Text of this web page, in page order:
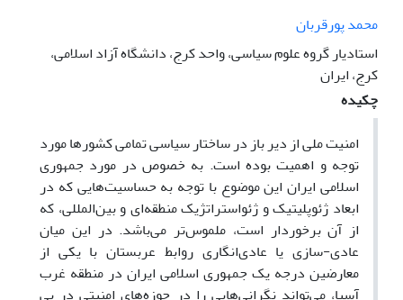
محمد پورقربان
استادیار گروه علوم سیاسی، واحد کرج، دانشگاه آزاد اسلامی،
کرج، ایران
چکیده
امنیت ملی از دیر باز در ساختار سیاسی تمامی کشورها مورد
توجه و اهمیت بوده است. به خصوص در مورد جمهوری
اسلامی ایران این موضوع با توجه به حساسیت‌هایی که در
ابعاد ژئوپلیتیک و ژئواستراتژیک منطقه‌ای و بین‌المللی، که
از آن برخوردار است، ملموس‌تر می‌باشد. در این میان
عادی-سازی یا عادی‌انگاری روابط عربستان با یکی از
معارضین درجه یک جمهوری اسلامی ایران در منطقه غرب